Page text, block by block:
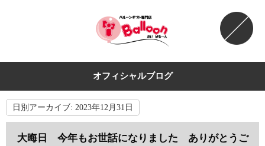
オフィシャルブログ
日別アーカイブ: 2023年12月31日
大晦日 今年もお世話になりました ありがとうご